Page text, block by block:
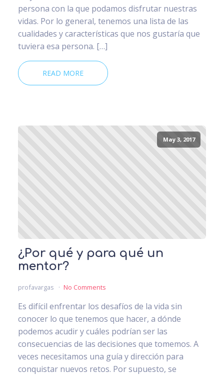
persona con la que podamos disfrutar nuestras
vidas. Por lo general, tenemos una lista de las
cualidades y características que nos gustaría que
tuviera esa persona. […]
READ MORE
May 3, 2017
¿Por qué y para qué un
mentor?
profavargas No Comments
Es difícil enfrentar los desafíos de la vida sin
conocer lo que tenemos que hacer, a dónde
podemos acudir y cuáles podrían ser las
consecuencias de las decisiones que tomemos. A
veces necesitamos una guía y dirección para
conquistar nuevos retos. Por supuesto, se